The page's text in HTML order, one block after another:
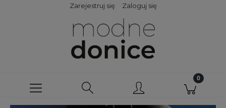
Zarejestruj się Zaloguj się